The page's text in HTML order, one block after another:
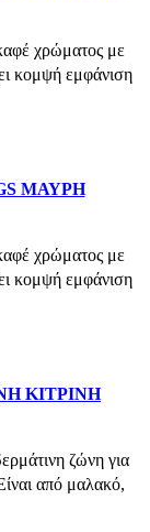
χρώματος με
κομψή εμφάνιση
ΜΑΥΡΗ
χρώματος με
κομψή εμφάνιση
ΚΙΤΡΙΝΗ
ζώνη για
από μαλακό,